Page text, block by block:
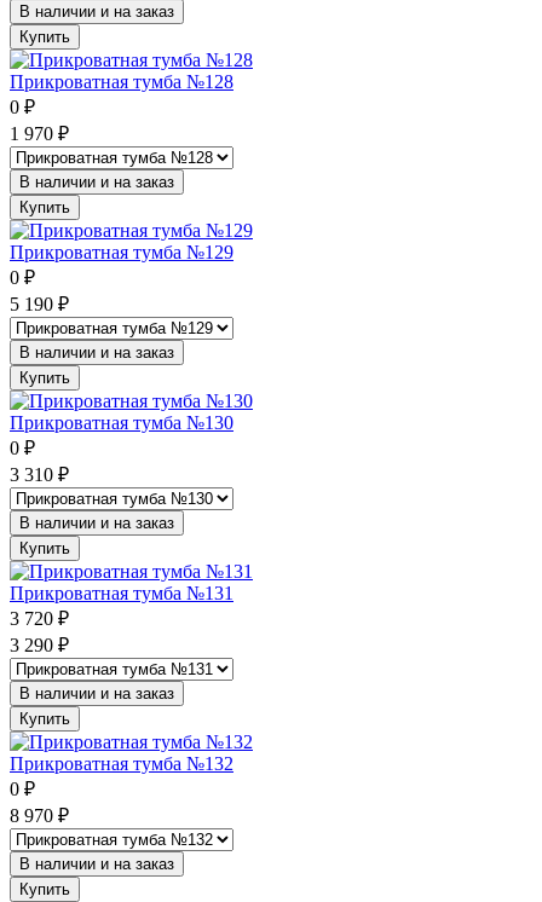
В наличии и на заказ
Купить
Прикроватная тумба №128
0 ₽
1 970 ₽
В наличии и на заказ
Купить
Прикроватная тумба №129
0 ₽
5 190 ₽
В наличии и на заказ
Купить
Прикроватная тумба №130
0 ₽
3 310 ₽
В наличии и на заказ
Купить
Прикроватная тумба №131
3 720 ₽
3 290 ₽
В наличии и на заказ
Купить
Прикроватная тумба №132
0 ₽
8 970 ₽
В наличии и на заказ
Купить